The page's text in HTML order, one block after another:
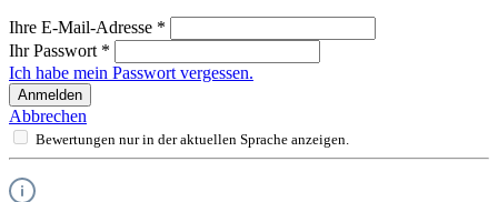
Ihre E-Mail-Adresse *
Ihr Passwort *
Ich habe mein Passwort vergessen.
Anmelden
Abbrechen
Bewertungen nur in der aktuellen Sprache anzeigen.